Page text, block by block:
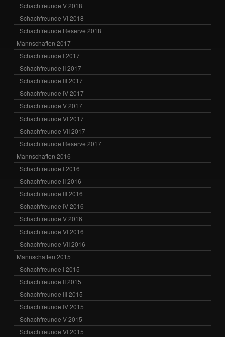
Schachfreunde V 2018
Schachfreunde VI 2018
Schachfreunde Reserve 2018
Mannschaften 2017
Schachfreunde I 2017
Schachfreunde II 2017
Schachfreunde III 2017
Schachfreunde IV 2017
Schachfreunde V 2017
Schachfreunde VI 2017
Schachfreunde VII 2017
Schachfreunde Reserve 2017
Mannschaften 2016
Schachfreunde I 2016
Schachfreunde II 2016
Schachfreunde III 2016
Schachfreunde IV 2016
Schachfreunde V 2016
Schachfreunde VI 2016
Schachfreunde VII 2016
Mannschaften 2015
Schachfreunde I 2015
Schachfreunde II 2015
Schachfreunde III 2015
Schachfreunde IV 2015
Schachfreunde V 2015
Schachfreunde VI 2015